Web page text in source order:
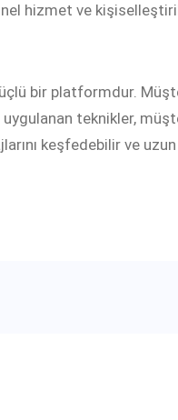
hizmet ve
bir platformdur.
teknikler,
keşfedebilir ve